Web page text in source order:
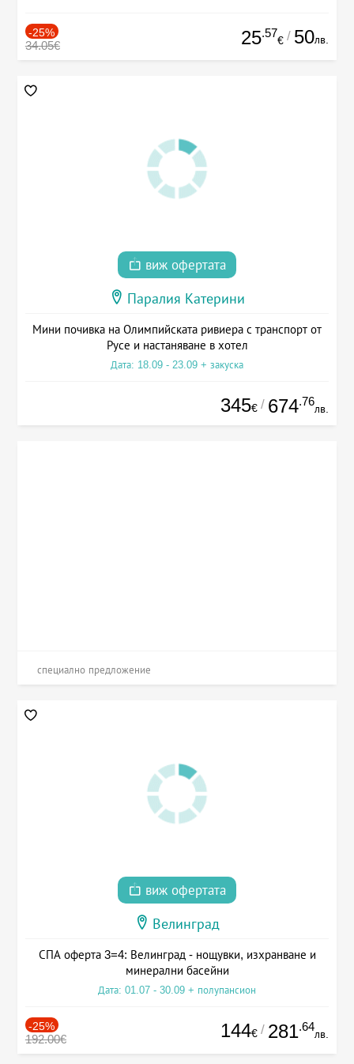
-25%
34.05€ 25.57
€ / 50лв.
виж офертата
Паралия Катерини
Мини почивка на Олимпийската ривиера с транспорт от
Русе и настаняване в хотел
Дата: 18.09 - 23.09 + закуска
345€ / 674.76
лв.
специално предложение
виж офертата
Велинград
СПА оферта 3=4: Велинград - нощувки, изхранване и
минерални басейни
Дата: 01.07 - 30.09 + полупансион
-25%
192.00€ 144€ / 281.64
лв.